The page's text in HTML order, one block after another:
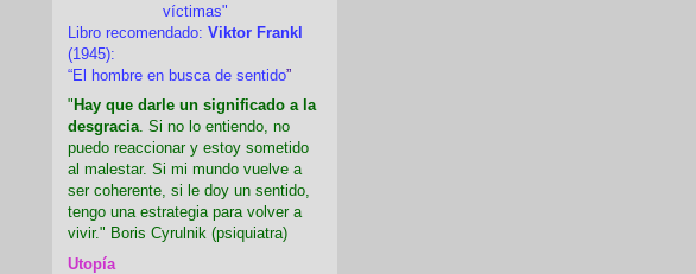
víctimas"
Libro recomendado: Viktor Frankl
(1945):
“El hombre en busca de sentido”
" Hay que darle un significado a la
desgracia. Si no lo entiendo, no
puedo reaccionar y estoy sometido
al malestar. Si mi mundo vuelve a
ser coherente, si le doy un sentido,
tengo una estrategia para volver a
vivir." Boris Cyrulnik (psiquiatra)
Utopía